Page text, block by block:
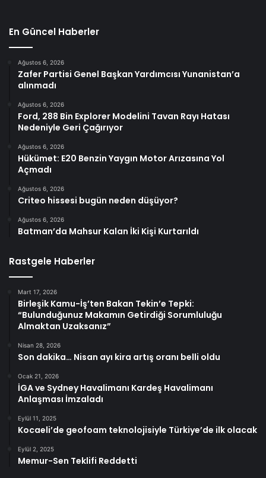
En Güncel Haberler
Ağustos 6, 2026
Zafer Partisi Genel Başkan Yardımcısı Yunanistan’a
alınmadı
Ağustos 6, 2026
Ford, 288 Bin Explorer Modelini Tavan Rayı Hatası
Nedeniyle Geri Çağırıyor
Ağustos 6, 2026
Hükümet: E20 Benzin Yaygın Motor Arızasına Yol
Açmadı
Ağustos 6, 2026
Criteo hissesi bugün neden düşüyor?
Ağustos 6, 2026
Batman’da Mahsur Kalan İki Kişi Kurtarıldı
Rastgele Haberler
Mart 17, 2026
Birleşik Kamu-İş’ten Bakan Tekin’e Tepki:
“Bulunduğunuz Makamın Getirdiği Sorumluluğu
Almaktan Uzaksanız”
Nisan 28, 2026
Son dakika… Nisan ayı kira artış oranı belli oldu
Ocak 21, 2026
İGA ve Sydney Havalimanı Kardeş Havalimanı
Anlaşması İmzaladı
Eylül 11, 2025
Kocaeli’de geofoam teknolojisiyle Türkiye’de ilk olacak
Eylül 2, 2025
Memur-Sen Teklifi Reddetti